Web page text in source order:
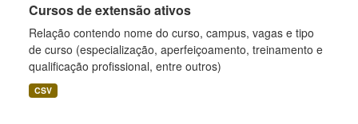
Cursos de extensão ativos
Relação contendo nome do curso, campus, vagas e tipo
de curso (especialização, aperfeiçoamento, treinamento e
qualificação profissional, entre outros)
CSV